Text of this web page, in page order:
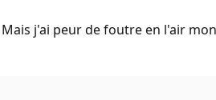
j'ai peur de foutre en l'air